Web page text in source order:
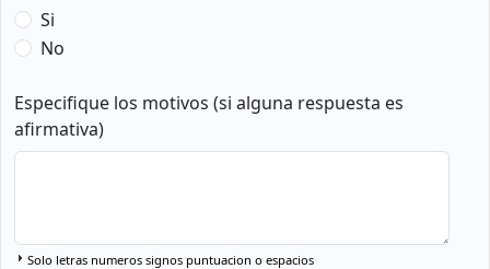
Si
No
Especifique los motivos (si alguna respuesta es
afirmativa)
Solo letras numeros signos puntuacion o espacios